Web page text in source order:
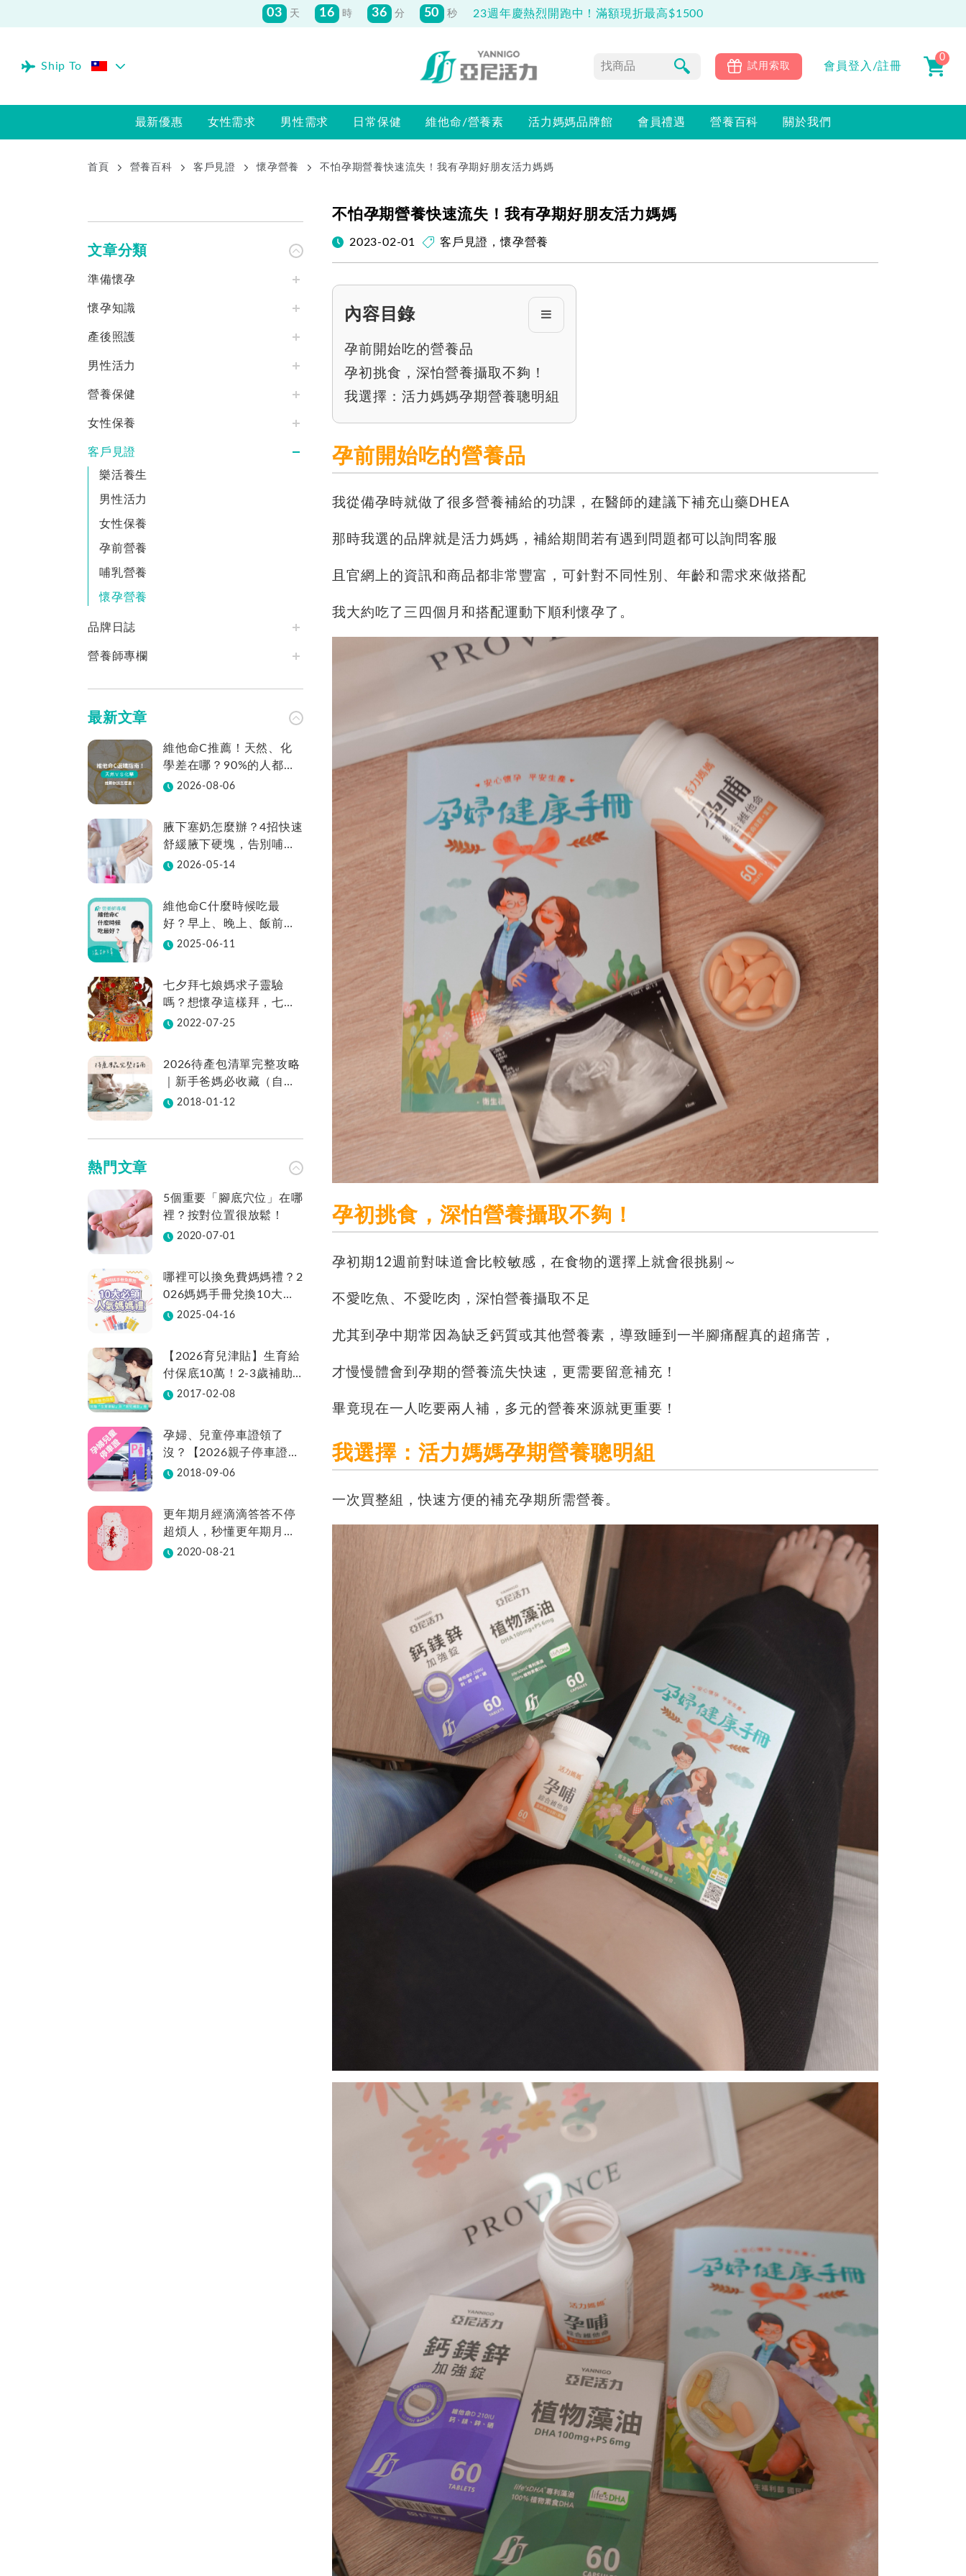
先付款滿800元免運！註冊會員最高獲 150元抵用券
Ship To 試用索取 會員登入/註冊
0
最新優惠 女性需求 男性需求 日常保健 維他命/營養素 活力媽媽品牌館 會員禮遇 營養百科 關於我們
首頁 營養百科 客戶見證 懷孕營養 不怕孕期營養快速流失！我有孕期好朋友活力媽媽
不怕孕期營養快速流失！我有孕期好朋友活力媽媽
2023-02-01 客戶見證 ，懷孕營養
內容目錄
孕前開始吃的營養品
孕初挑食，深怕營養攝取不夠！
我選擇：活力媽媽孕期營養聰明組
孕前開始吃的營養品
我從備孕時就做了很多營養補給的功課，在醫師的建議下補充山藥DHEA
那時我選的品牌就是活力媽媽，補給期間若有遇到問題都可以詢問客服
且官網上的資訊和商品都非常豐富，可針對不同性別、年齡和需求來做搭配
我大約吃了三四個月和搭配運動下順利懷孕了。
孕初挑食，深怕營養攝取不夠！
孕初期12週前對味道會比較敏感，在食物的選擇上就會很挑剔～
不愛吃魚、不愛吃肉，深怕營養攝取不足
尤其到孕中期常因為缺乏鈣質或其他營養素，導致睡到一半腳痛醒真的超痛苦，
才慢慢體會到孕期的營養流失快速，更需要留意補充！
畢竟現在一人吃要兩人補，多元的營養來源就更重要！
我選擇：活力媽媽孕期營養聰明組
一次買整組，快速方便的補充孕期所需營養。
文章分類
準備懷孕
懷孕知識
產後照護
男性活力
營養保健
女性保養
客戶見證
樂活養生
男性活力
女性保養
孕前營養
哺乳營養
懷孕營養
品牌日誌
營養師專欄
最新文章
維他命C推薦！天然、化
學差在哪？90%的人都不
知道怎麼挑！帶你一次看
2026-08-06
腋下塞奶怎麼辦？4招快速
舒緩腋下硬塊，告別哺乳
疼痛2026-05-14
維他命C什麼時候吃最
好？早上、晚上、飯前、
飯後差在哪？
2025-06-11
七夕拜七娘媽求子靈驗
嗎？想懷孕這樣拜，七娘
媽拜法、供品、地點一次
2022-07-25
2026待產包清單完整攻略
｜新手爸媽必收藏（自然
產／剖腹產適用／表格免
2018-01-12
熱門文章
5個重要「腳底穴位」在哪
裡？按對位置很放鬆！
2020-07-01
哪裡可以換免費媽媽禮？2
026媽媽手冊兌換10大品
牌懶人包一次看！
2025-04-16
【2026育兒津貼】生育給
付保底10萬！2-3歲補助
不中斷、全台22縣市補助
2017-02-08
孕婦、兒童停車證領了
沒？【2026親子停車證懶
人包】各縣市領取方法在
2018-09-06
更年期月經滴滴答答不停
超煩人，秒懂更年期月經
週期變化
2020-08-21